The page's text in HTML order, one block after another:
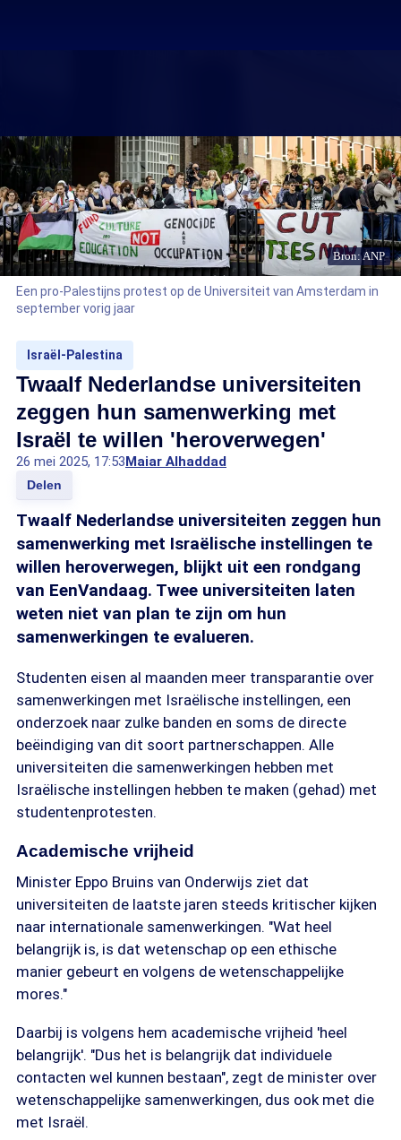
Bron: ANP
Een pro-Palestijns protest op de Universiteit van Amsterdam in
september vorig jaar
Israël-Palestina
Twaalf Nederlandse universiteiten
zeggen hun samenwerking met
Israël te willen 'heroverwegen'
26 mei 2025, 17:53Maiar Alhaddad
Delen
Twaalf Nederlandse universiteiten zeggen hun
samenwerking met Israëlische instellingen te
willen heroverwegen, blijkt uit een rondgang
van EenVandaag. Twee universiteiten laten
weten niet van plan te zijn om hun
samenwerkingen te evalueren.
Studenten eisen al maanden meer transparantie over
samenwerkingen met Israëlische instellingen, een
onderzoek naar zulke banden en soms de directe
beëindiging van dit soort partnerschappen. Alle
universiteiten die samenwerkingen hebben met
Israëlische instellingen hebben te maken (gehad) met
studentenprotesten.
Academische vrijheid
Minister Eppo Bruins van Onderwijs ziet dat
universiteiten de laatste jaren steeds kritischer kijken
naar internationale samenwerkingen. "Wat heel
belangrijk is, is dat wetenschap op een ethische
manier gebeurt en volgens de wetenschappelijke
mores."
Daarbij is volgens hem academische vrijheid 'heel
belangrijk'. "Dus het is belangrijk dat individuele
contacten wel kunnen bestaan", zegt de minister over
wetenschappelijke samenwerkingen, dus ook met die
met Israël.